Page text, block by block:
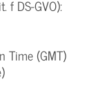
f DS-GVO):
Time (GMT)